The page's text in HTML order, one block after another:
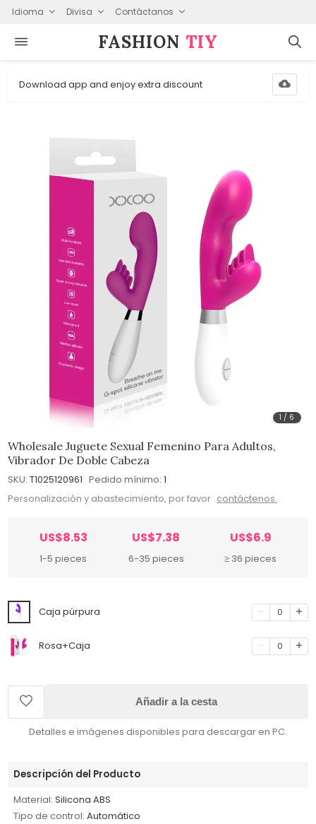
Idioma Divisa Contáctanos
FASHION⁠ TIY
Download app and enjoy extra discount
1 / 6
Wholesale Juguete Sexual Femenino Para Adultos,
Vibrador De Doble Cabeza
SKU: T1025120961 Pedido mínimo: 1
Personalización y abastecimiento, por favor contáctenos.
US$8.53
1-5 pieces
US$7.38
6-35 pieces
US$6.9
≥ 36 pieces
Caja púrpura 0
Rosa+Caja 0
Añadir a la cesta
Detalles e imágenes disponibles para descargar en PC.
Descripción del Producto
Material: Silicona ABS
Tipo de control: Automático